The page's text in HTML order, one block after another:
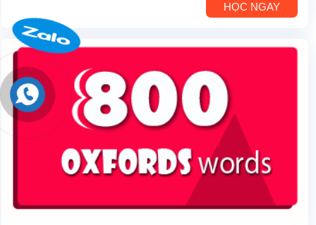
HỌC NGAY